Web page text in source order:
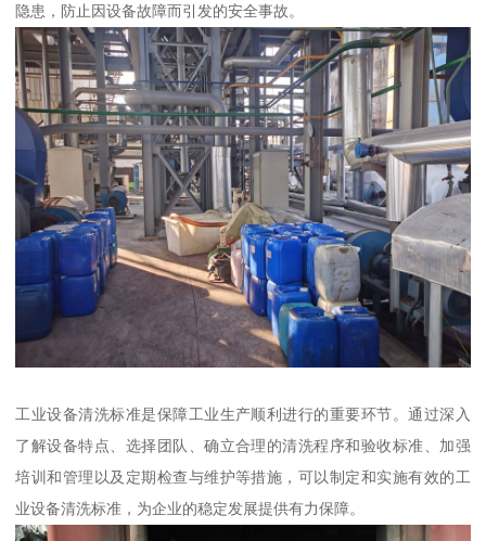
隐患，防止因设备故障而引发的安全事故。
工业设备清洗标准是保障工业生产顺利进行的重要环节。通过深入
了解设备特点、选择团队、确立合理的清洗程序和验收标准、加强
培训和管理以及定期检查与维护等措施，可以制定和实施有效的工
业设备清洗标准，为企业的稳定发展提供有力保障。